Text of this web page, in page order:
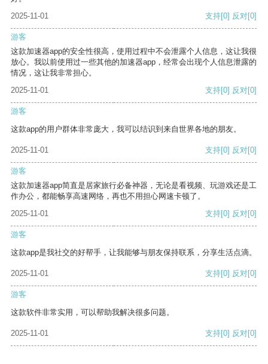
2025-11-01
支持[0] 反对[0]
游客
这款加速器app的安全性很高，使用过程中不会泄露个人信息，这让我很
放心。我以前使用过一些其他的加速器app，经常会出现个人信息泄露的
情况，这让我非常担心。
2025-11-01
支持[0] 反对[0]
游客
这款app的用户群体非常庞大，我可以结识到来自世界各地的朋友。
2025-11-01 支持[0] 反对[0]
游客
这款加速器app简直是居家旅行必备神器，无论是看视频、玩游戏还是工
作办公，都能畅享高速网络，再也不用担心网速卡顿了。
2025-11-01
支持[0] 反对[0]
游客
这款app是我社交的好帮手，让我能够与朋友保持联系，分享生活点滴。
2025-11-01 支持[0] 反对[0]
游客
这款软件非常实用，可以帮助我解决很多问题。
2025-11-01 支持[0] 反对[0]